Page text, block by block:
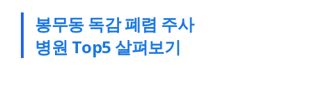
봉무동 독감 폐렴 주사
병원 Top5 살펴보기